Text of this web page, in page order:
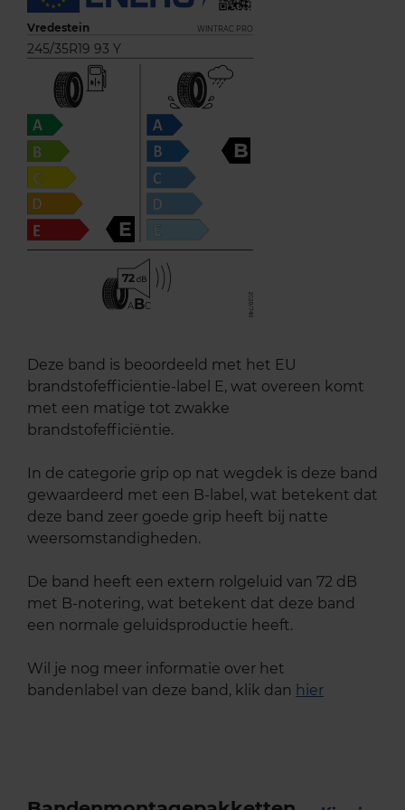
Vredestein WINTRAC PRO
245/35R19 93 Y
E
B
72
ABC
Deze band is beoordeeld met het EU
brandstofefficiëntie-label E, wat overeen komt
met een matige tot zwakke
brandstofefficiëntie.
In de categorie grip op nat wegdek is deze band
gewaardeerd met een B-label, wat betekent dat
deze band zeer goede grip heeft bij natte
weersomstandigheden.
De band heeft een extern rolgeluid van 72 dB
met B-notering, wat betekent dat deze band
een normale geluidsproductie heeft.
Wil je nog meer informatie over het
bandenlabel van deze band, klik dan hier